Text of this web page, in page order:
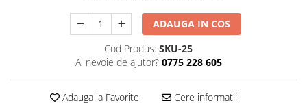
ADAUGA IN COS
Cod Produs: SKU-25
Ai nevoie de ajutor? 0775 228 605
Adauga la Favorite Cere informatii